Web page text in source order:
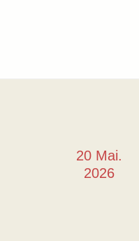
20 Mai.
2026